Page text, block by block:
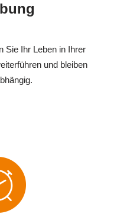
Sie Ihr Leben in Ihrer
und bleiben